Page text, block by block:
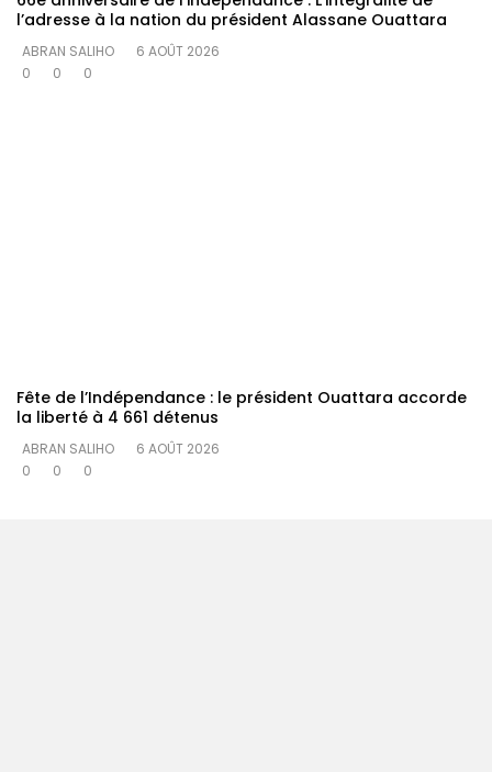
l’adresse à la nation du président Alassane Ouattara
ABRAN SALIHO
6 AOÛT 2026
0
0 0
Fête de l’Indépendance : le président Ouattara accorde
la liberté à 4 661 détenus
ABRAN SALIHO
6 AOÛT 2026
0
0 0